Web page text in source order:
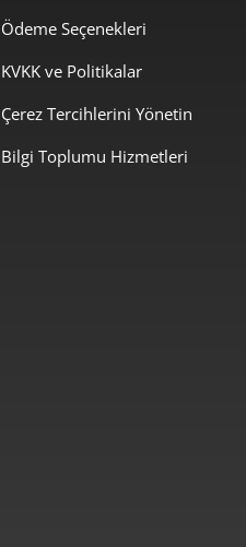
Ödeme Seçenekleri
KVKK ve Politikalar
Çerez Tercihlerini Yönetin
Bilgi Toplumu Hizmetleri